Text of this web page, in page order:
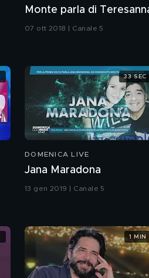
Monte parla di
07 ott 2018 | Canale 5
DOMENICA LIVE
Jana Maradona
13 gen 2019 | Canale 5
33 SEC
1 MIN